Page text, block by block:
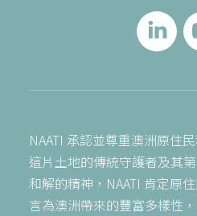
NAATI 承認並尊重澳洲原住
這片土地的傳統守護者及其
和解的精神，NAATI 肯定原
言為澳洲帶來的豐富多樣性